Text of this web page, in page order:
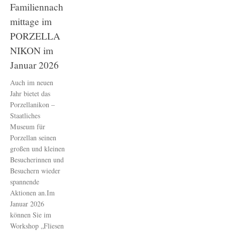
Familiennach
mittage im
PORZELLA
NIKON im
Januar 2026
Auch im neuen
Jahr bietet das
Porzellanikon –
Staatliches
Museum für
Porzellan seinen
großen und kleinen
Besucherinnen und
Besuchern wieder
spannende
Aktionen an.Im
Januar 2026
können Sie im
Workshop „Fliesen